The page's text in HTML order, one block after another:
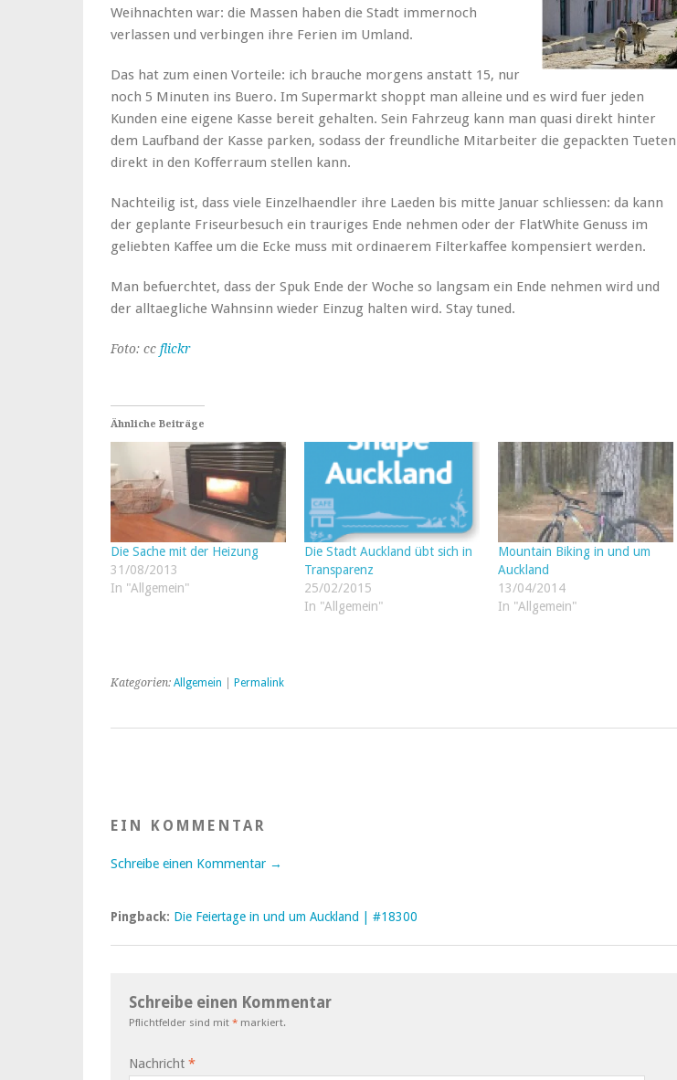
Weihnachten war: die Massen haben die Stadt immernoch
verlassen und verbingen ihre Ferien im Umland.
Das hat zum einen Vorteile: ich brauche morgens anstatt 15, nur
noch 5 Minuten ins Buero. Im Supermarkt shoppt man alleine und es wird fuer jeden
Kunden eine eigene Kasse bereit gehalten. Sein Fahrzeug kann man quasi direkt hinter
dem Laufband der Kasse parken, sodass der freundliche Mitarbeiter die gepackten Tueten
direkt in den Kofferraum stellen kann.
Nachteilig ist, dass viele Einzelhaendler ihre Laeden bis mitte Januar schliessen: da kann
der geplante Friseurbesuch ein trauriges Ende nehmen oder der FlatWhite Genuss im
geliebten Kaffee um die Ecke muss mit ordinaerem Filterkaffee kompensiert werden.
Man befuerchtet, dass der Spuk Ende der Woche so langsam ein Ende nehmen wird und
der alltaegliche Wahnsinn wieder Einzug halten wird. Stay tuned.
Foto: cc flickr
Ähnliche Beiträge
Die Sache mit der Heizung
31/08/2013
In "Allgemein"
Die Stadt Auckland übt sich in
Transparenz
25/02/2015
In "Allgemein"
Mountain Biking in und um
Auckland
13/04/2014
In "Allgemein"
Kategorien: Allgemein Permalink
EIN KOMMENTAR
Schreibe einen Kommentar →
Pingback: Die Feiertage in und um Auckland | #18300
Schreibe einen Kommentar
Pflichtfelder sind mit * markiert.
Nachricht *